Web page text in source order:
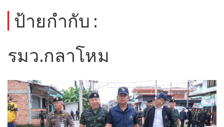
ป้ายกำกับ :
รมว.กลาโหม